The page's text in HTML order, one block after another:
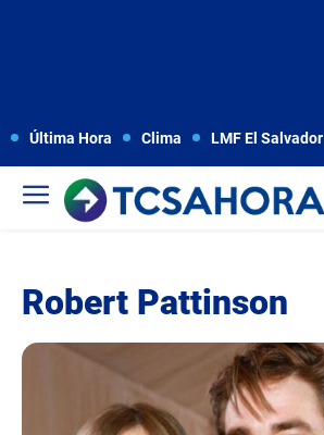
Última Hora Clima LMF El Salvador
Robert Pattinson